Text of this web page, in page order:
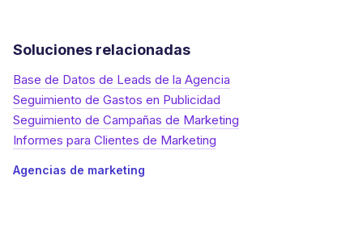
Soluciones relacionadas
Base de Datos de Leads de la Agencia
Seguimiento de Gastos en Publicidad
Seguimiento de Campañas de Marketing
Informes para Clientes de Marketing
Agencias de marketing